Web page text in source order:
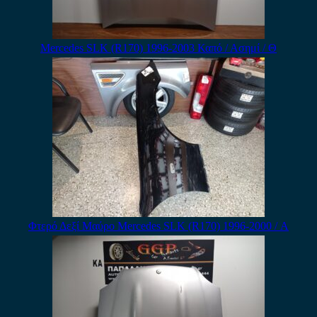
Mercedes SLK (R170) 1996-2003 Καπό / Ασημί / Θ
Φτερό Δεξί Μαύρο Mercedes SLK (R170) 1996-2000 / Α